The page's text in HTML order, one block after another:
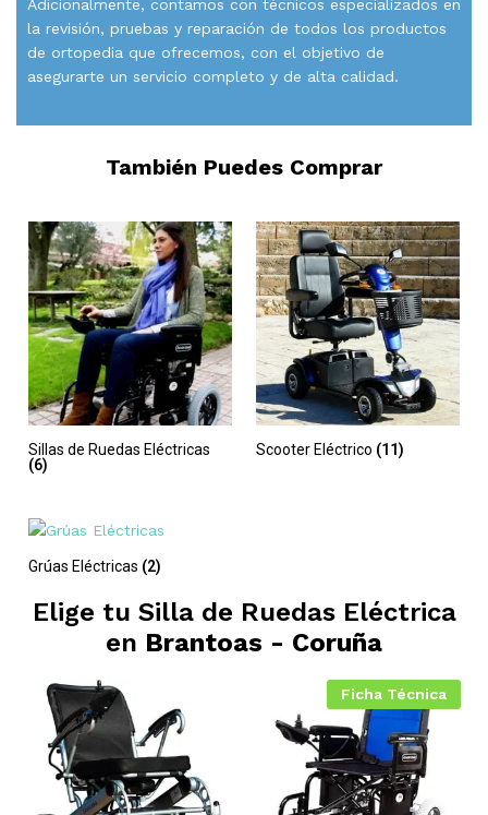
Adicionalmente, contamos con técnicos especializados en
la revisión, pruebas y reparación de todos los productos
de ortopedia que ofrecemos, con el objetivo de
asegurarte un servicio completo y de alta calidad.
También Puedes Comprar
Sillas de Ruedas Eléctricas
(6)
Scooter Eléctrico (11)
Grúas Eléctricas (2)
Elige tu Silla de Ruedas Eléctrica
en Brantoas - Coruña
Ficha Técnica